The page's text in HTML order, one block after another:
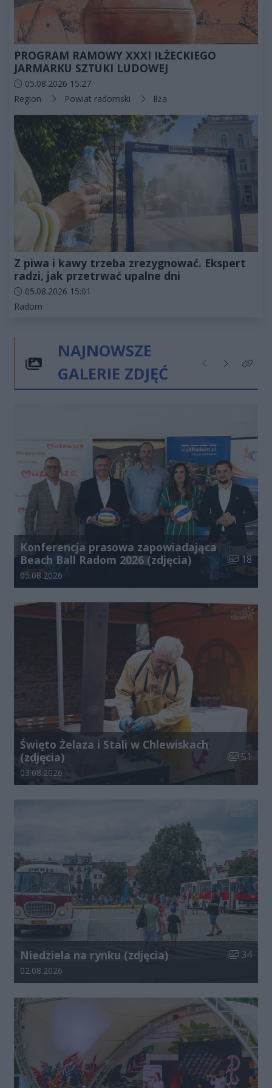
PROGRAM RAMOWY XXXI IŁŻECKIEGO
JARMARKU SZTUKI LUDOWEJ
Data dodania artykułu:
05.08.2026 15:27
Kategorie artykułu:
Region Powiat radomski Iłża
Z piwa i kawy trzeba zrezygnować. Ekspert
radzi, jak przetrwać upalne dni
Data dodania artykułu:
05.08.2026 15:01
Kategorie artykułu:
Radom
NAJNOWSZE
GALERIE ZDJĘĆ
Poprzednie
NastępneKliknij
Konferencja prasowa zapowiadająca
Beach Ball Radom 2026 (zdjęcia)
Liczba
18
Data dodania galerii:
05.08.2026
Święto Żelaza i Stali w Chlewiskach
(zdjęcia)
Liczba
51
Data dodania galerii:
03.08.2026
Niedziela na rynku (zdjęcia) Liczba
34
Data dodania galerii:
02.08.2026